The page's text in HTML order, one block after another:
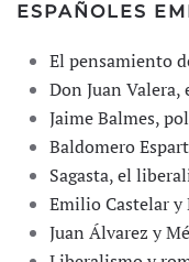
ESPAÑOLES
El pensamiento
Don Juan
Jaime Balmes,
Baldomero
Sagasta, el
Emilio Castelar
Juan Álvarez y